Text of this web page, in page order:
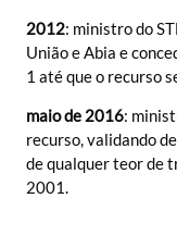
2012: ministro do
União e Abia e
1 até que o recurso
maio de 2016:
recurso, validando
de qualquer teor de
2001.